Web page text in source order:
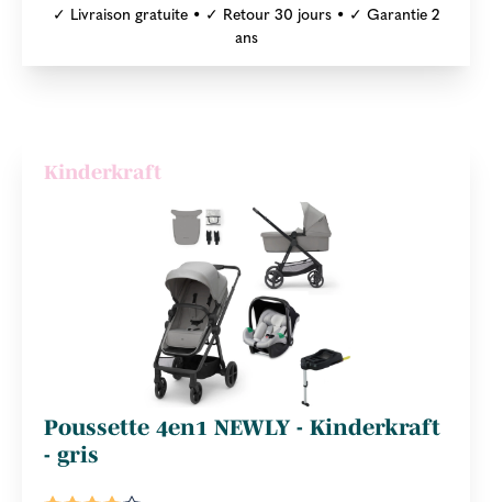
✓ Livraison gratuite • ✓ Retour 30 jours • ✓ Garantie 2
ans
Kinderkraft
Poussette 4en1 NEWLY - Kinderkraft
- gris